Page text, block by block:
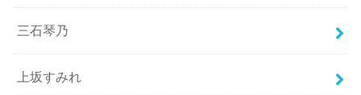
三石琴乃
上坂すみれ